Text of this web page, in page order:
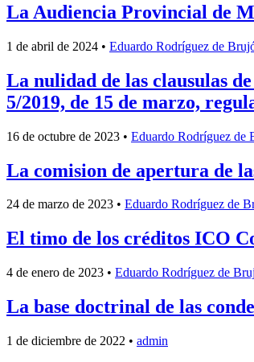
La Audiencia Provincial de
1 de abril de 2024 • Eduardo Rodríguez de
La nulidad de las clausulas
5/2019, de 15 de marzo,
16 de octubre de 2023 • Eduardo Rodríguez de
La comision de apertura de
24 de marzo de 2023 • Eduardo Rodríguez de
El timo de los créditos ICO
4 de enero de 2023 • Eduardo Rodríguez de
La base doctrinal de las
1 de diciembre de 2022 • admin